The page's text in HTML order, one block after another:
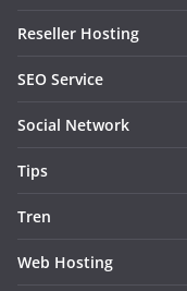
Reseller Hosting
SEO Service
Social Network
Tips
Tren
Web Hosting